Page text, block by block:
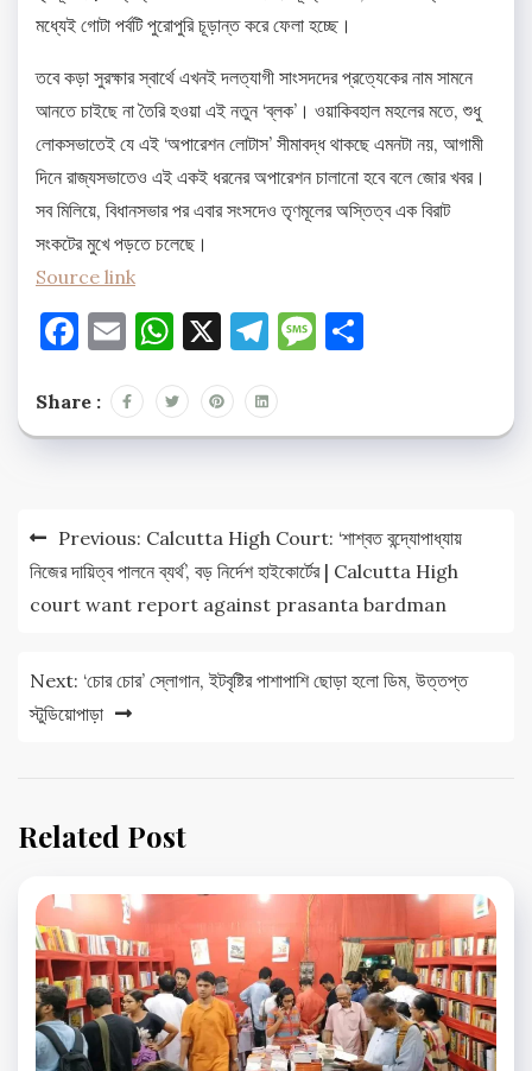
মধ্যেই গোটা পর্বটি পুরোপুরি চূড়ান্ত করে ফেলা হচ্ছে।
তবে কড়া সুরক্ষার স্বার্থে এখনই দলত্যাগী সাংসদদের প্রত্যেকের নাম সামনে
আনতে চাইছে না তৈরি হওয়া এই নতুন ‘ব্লক’। ওয়াকিবহাল মহলের মতে, শুধু
লোকসভাতেই যে এই ‘অপারেশন লোটাস’ সীমাবদ্ধ থাকছে এমনটা নয়, আগামী
দিনে রাজ্যসভাতেও এই একই ধরনের অপারেশন চালানো হবে বলে জোর খবর।
সব মিলিয়ে, বিধানসভার পর এবার সংসদেও তৃণমূলের অস্তিত্ব এক বিরাট
সংকটের মুখে পড়তে চলেছে।
Source link
Facebook
EmailWhatsApp
X Telegram
Message
Share :
Post
navigation
Previous: Calcutta High Court: ‘শাশ্বত বন্দ্যোপাধ্যায়
নিজের দায়িত্ব পালনে ব্যর্থ’, বড় নির্দেশ হাইকোর্টের | Calcutta High
court want report against prasanta bardman
Next: ‘চোর চোর’ স্লোগান, ইটবৃষ্টির পাশাপাশি ছোড়া হলো ডিম, উত্তপ্ত
স্টুডিয়োপাড়া
Related Post